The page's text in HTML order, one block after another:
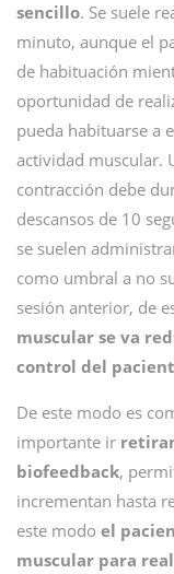
sencillo. Se suele
minuto, aunque el
de habituación
oportunidad de
pueda habituarse a
actividad muscular.
contracción debe
descansos de 10
se suelen
como umbral a no
sesión anterior, de
muscular se va
control del
De este modo es
importante ir
biofeedback,
incrementan hasta
este modo el
muscular para